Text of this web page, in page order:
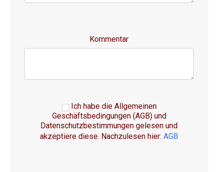
Kommentar
Ich habe die Allgemeinen
Geschäftsbedingungen (AGB) und
Datenschutzbestimmungen gelesen und
akzeptiere diese. Nachzulesen hier: AGB